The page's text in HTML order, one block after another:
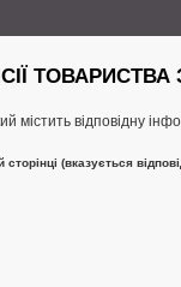
ТОВАРИСТВА
містить відповідну
(вказується